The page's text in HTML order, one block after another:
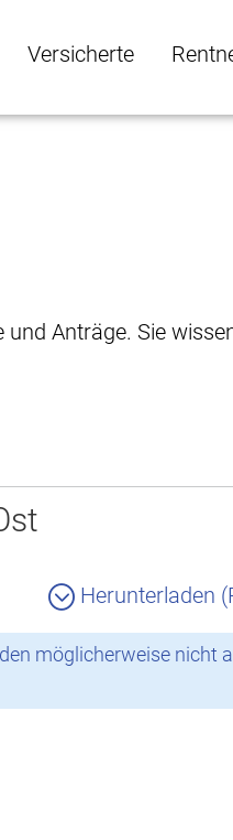
Versicherte
Anträge. Sie
Herunterladen
möglicherweise nicht